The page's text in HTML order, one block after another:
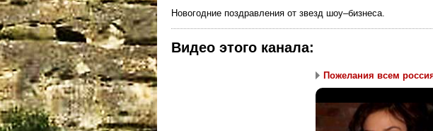
Новогодние поздравления от звезд шоу–бизнеса.
Видео этого канала:
Пожелания всем